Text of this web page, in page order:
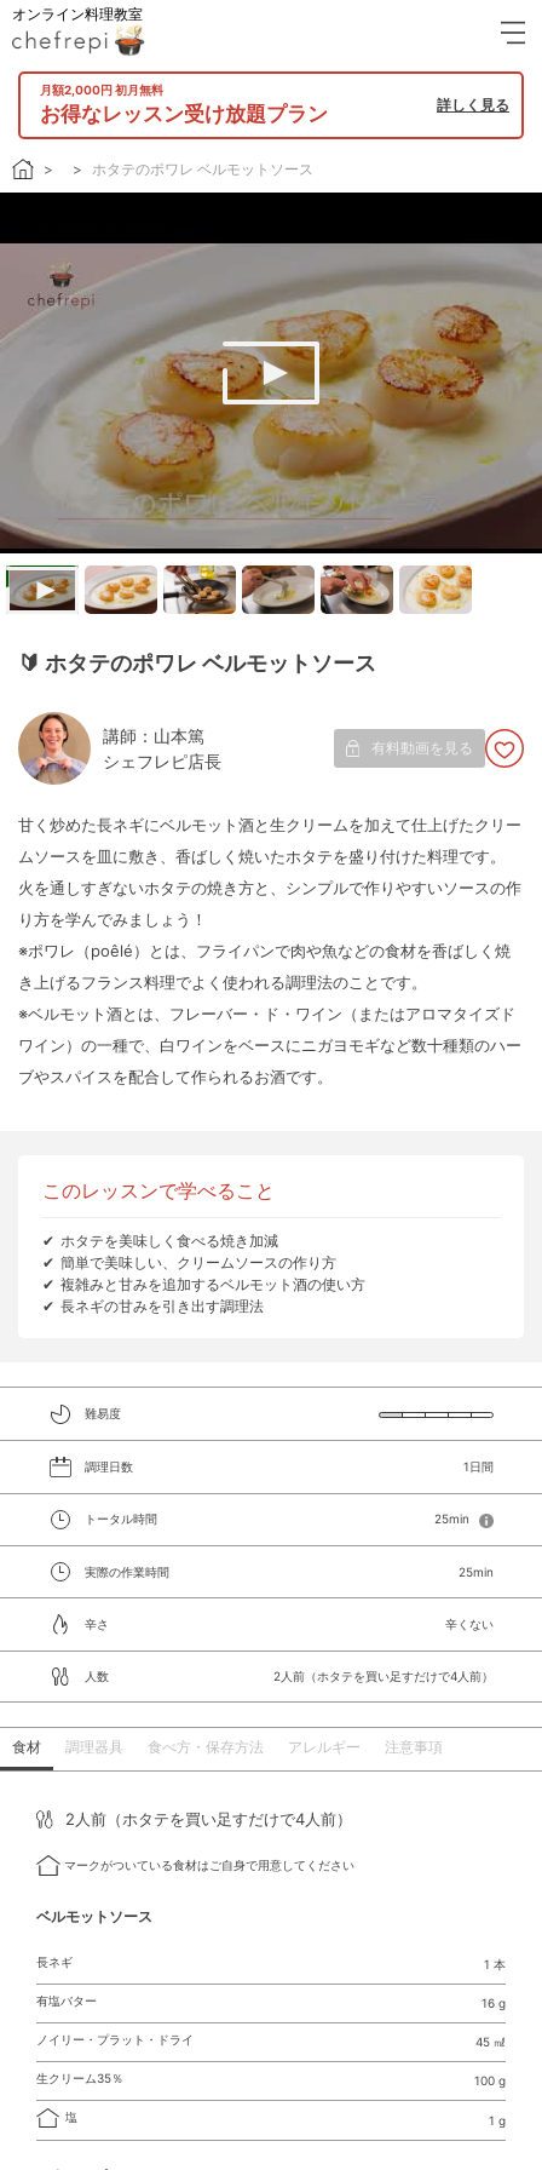
オンライン料理教室
月額2,000円 初月無料
お得なレッスン受け放題プラン 詳しく見る
ホタテのポワレ ベルモットソース
🔰 ホタテのポワレ ベルモットソース
講師：山本篤
シェフレピ店長
有料動画を見る
甘く炒めた長ネギにベルモット酒と生クリームを加えて仕上げたクリー
ムソースを皿に敷き、香ばしく焼いたホタテを盛り付けた料理です。
火を通しすぎないホタテの焼き方と、シンプルで作りやすいソースの作
り方を学んでみましょう！
※ポワレ（poêlé）とは、フライパンで肉や魚などの食材を香ばしく焼
き上げるフランス料理でよく使われる調理法のことです。
※ベルモット酒とは、フレーバー・ド・ワイン（またはアロマタイズド
ワイン）の一種で、白ワインをベースにニガヨモギなど数十種類のハー
ブやスパイスを配合して作られるお酒です。
このレッスンで学べること
ホタテを美味しく食べる焼き加減
簡単で美味しい、クリームソースの作り方
複雑みと甘みを追加するベルモット酒の使い方
長ネギの甘みを引き出す調理法
難易度
調理日数 1日間
トータル時間 25min
実際の作業時間 25min
辛さ 辛くない
人数 2人前（ホタテを買い足すだけで4人前）
食材 調理器具 食べ方・保存方法 アレルギー 注意事項
2人前（ホタテを買い足すだけで4人前）
マークがついている食材はご自身で用意してください
ベルモットソース
長ネギ 1 本
有塩バター 16 g
ノイリー・プラット・ドライ 45 ㎖
生クリーム35％ 100 g
塩 1 g